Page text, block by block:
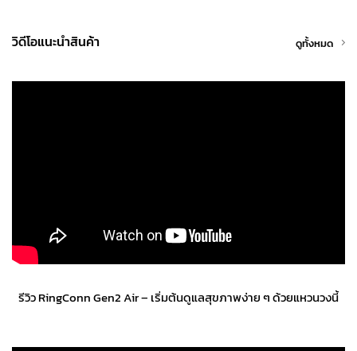
วิดีโอแนะนำสินค้า ดูทั้งหมด
รีวิว RingConn Gen2 Air – เริ่มต้นดูแลสุขภาพง่าย ๆ ด้วยแหวนวงนี้